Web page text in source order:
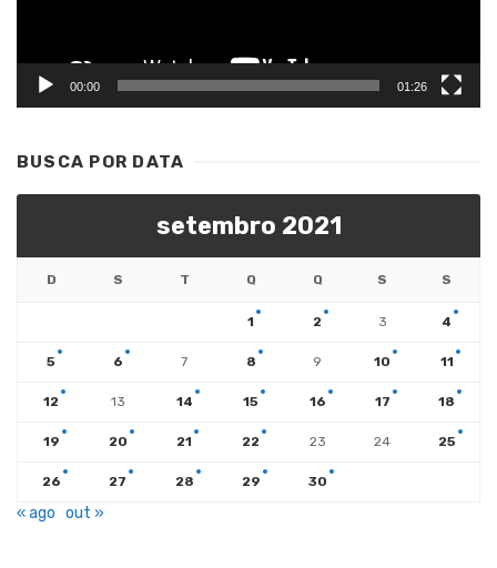
00:00 01:26
BUSCA POR DATA
setembro 2021
D S T Q Q S S
1 2 3 4
5 6 7 8 9 10 11
12 13 14 15 16 17 18
19 20 21 22 23 24 25
26 27 28 29 30
« ago out »